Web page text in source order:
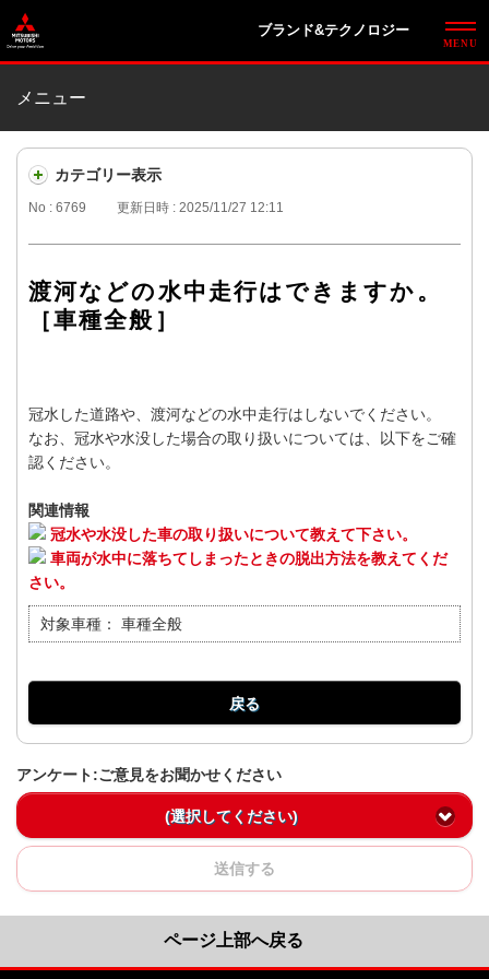
ブランド&テクノロジー
メニュー
カテゴリー表示
No : 6769 更新日時 : 2025/11/27 12:11
渡河などの水中走行はできますか。
［車種全般］
冠水した道路や、渡河などの水中走行はしないでください。
なお、冠水や水没した場合の取り扱いについては、以下をご確
認ください。
関連情報
冠水や水没した車の取り扱いについて教えて下さい。
車両が水中に落ちてしまったときの脱出方法を教えてくだ
さい。
対象車種： 車種全般
戻る
アンケート:ご意見をお聞かせください
(選択してください)
送信する
ページ上部へ戻る